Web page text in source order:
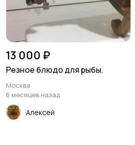
13 000 ₽
Резное блюдо для рыбы.
Москва
6 месяцев назад
Алексей